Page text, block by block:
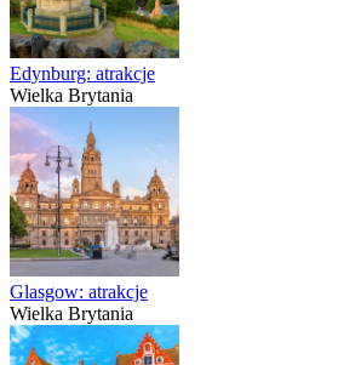
Edynburg: atrakcje
Wielka Brytania
Glasgow: atrakcje
Wielka Brytania